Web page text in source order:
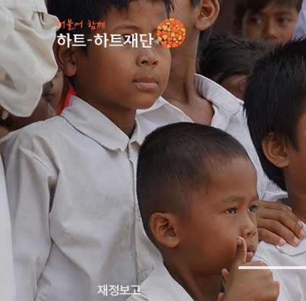
인기 키워드
투명경영 재정보고